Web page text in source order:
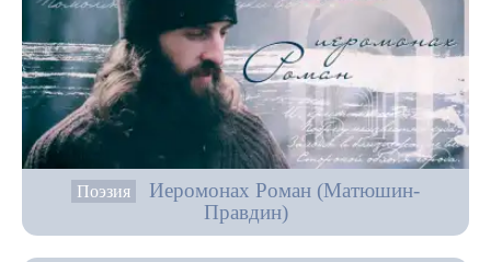
Поэзия
Иеромонах Роман (Матюшин-
Правдин)